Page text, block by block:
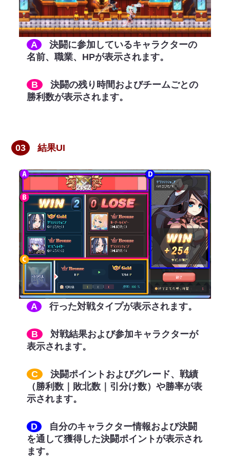
A
決闘に参加しているキャラクターの
名前、職業、HPが表示されます。
B
決闘の残り時間およびチームごとの
勝利数が表示されます。
03 結果UI
A 行った対戦タイプが表示されます。
B
対戦結果および参加キャラクターが
表示されます。
C
決闘ポイントおよびグレード、戦績
（勝利数｜敗北数｜引分け数）や勝率が表
示されます。
D
自分のキャラクター情報および決闘
を通して獲得した決闘ポイントが表示され
ます。